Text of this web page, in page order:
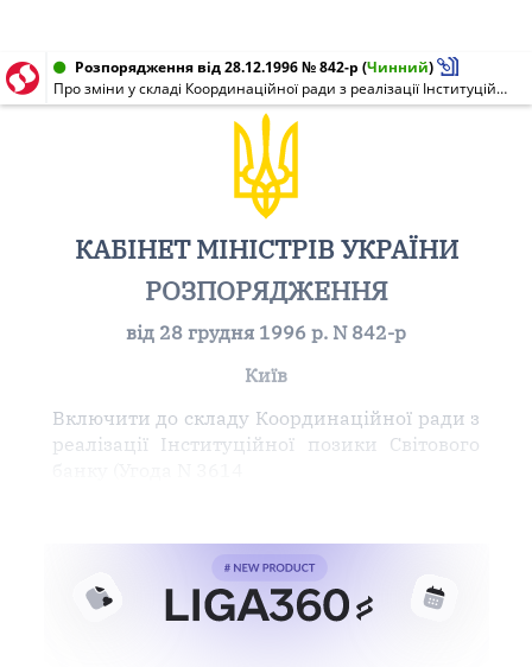
Розпорядження від 28.12.1996 № 842-р (Чинний)
Про зміни у складі Координаційної ради з реалізації Інституційної позики Світового банку
КАБІНЕТ МІНІСТРІВ УКРАЇНИ
РОЗПОРЯДЖЕННЯ
від 28 грудня 1996 р. N 842-р
Київ
Включити до складу Координаційної ради з
реалізації Інституційної позики Світового